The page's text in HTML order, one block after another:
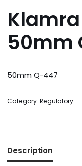
50mm
50mm Q-447
Category: Regulatory
Description